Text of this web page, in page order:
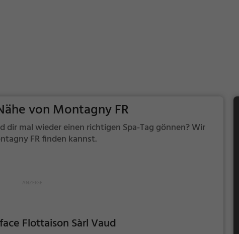
von Montagny FR
mal wieder einen richtigen Spa-Tag gönnen? Wir
FR finden kannst.
Flottaison Sàrl Vaud